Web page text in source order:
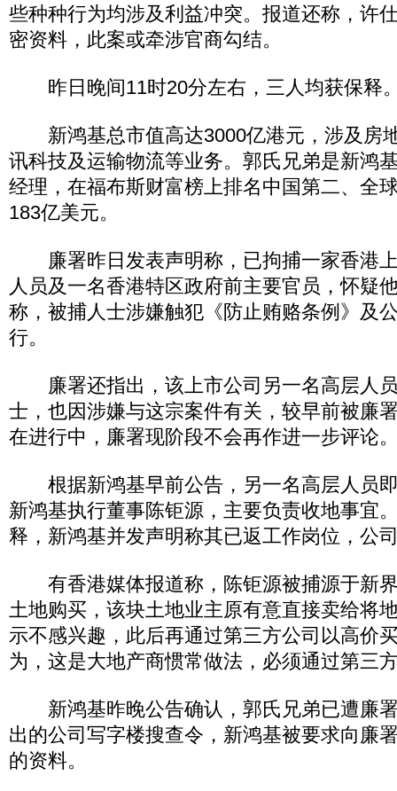
些种种行为均涉及利益冲突。报道还称，许
密资料，此案或牵涉官商勾结。
昨日晚间11时20分左右，三人均获保释
新鸿基总市值高达3000亿港元，涉及房
讯科技及运输物流等业务。郭氏兄弟是新鸿
经理，在福布斯财富榜上排名中国第二、全
183亿美元。
廉署昨日发表声明称，已拘捕一家香港
人员及一名香港特区政府前主要官员，怀疑
称，被捕人士涉嫌触犯《防止贿赂条例》及
行。
廉署还指出，该上市公司另一名高层人
士，也因涉嫌与这宗案件有关，较早前被廉
在进行中，廉署现阶段不会再作进一步评论
根据新鸿基早前公告，另一名高层人员
新鸿基执行董事陈钜源，主要负责收地事宜
释，新鸿基并发声明称其已返工作岗位，公
有香港媒体报道称，陈钜源被捕源于新
土地购买，该块土地业主原有意直接卖给将
示不感兴趣，此后再通过第三方公司以高价
为，这是大地产商惯常做法，必须通过第三
新鸿基昨晚公告确认，郭氏兄弟已遭廉
出的公司写字楼搜查令，新鸿基被要求向廉
的资料。